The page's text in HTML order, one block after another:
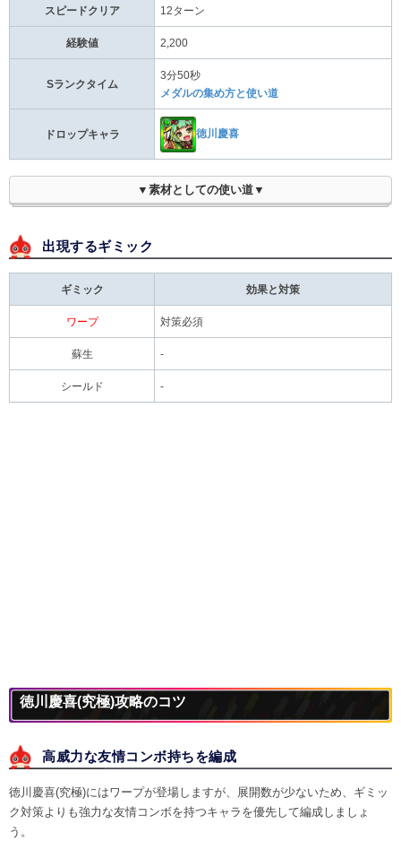
スピードクリア 12ターン
経験値 2,200
Sランクタイム
3分50秒
メダルの集め方と使い道
ドロップキャラ 徳川慶喜
▼素材としての使い道▼
出現するギミック
ギミック 効果と対策
ワープ 対策必須
蘇生 -
シールド -
徳川慶喜(究極)攻略のコツ
高威力な友情コンボ持ちを編成
徳川慶喜(究極)にはワープが登場しますが、展開数が少ないため、ギミッ
ク対策よりも強力な友情コンボを持つキャラを優先して編成しましょ
う。